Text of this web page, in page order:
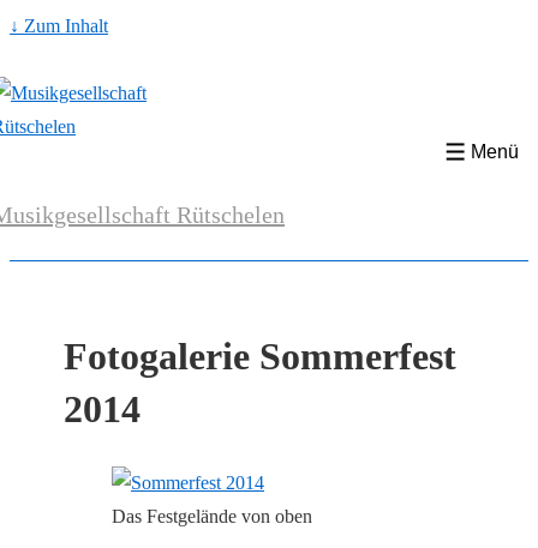
↓ Zum Inhalt
Rütschelen
Menü
Fotogalerie Sommerfest
2014
Das Festgelände von oben